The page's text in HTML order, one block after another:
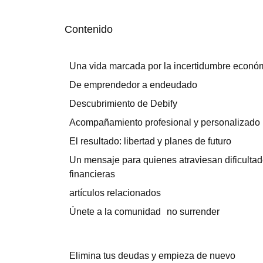
Contenido
Una vida marcada por la incertidumbre
De emprendedor a endeudado
Descubrimiento de Debify
Acompañamiento profesional y personalizado
El resultado: libertad y planes de futuro
Un mensaje para quienes atraviesan
financieras
artículos relacionados
Únete a la comunidad no surrender
Elimina tus deudas y empieza de nuevo